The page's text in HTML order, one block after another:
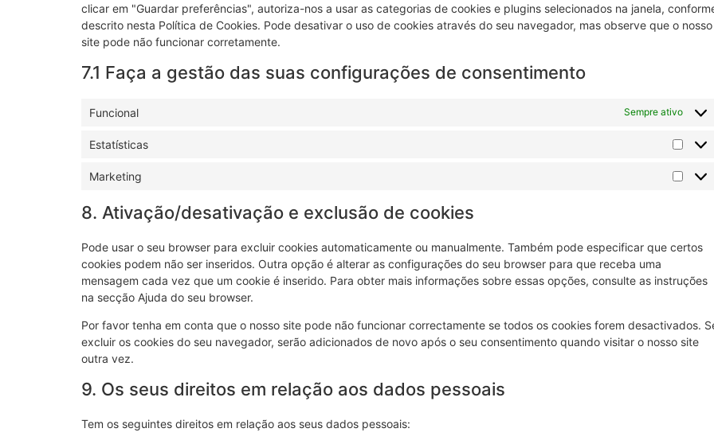
clicar em "Guardar preferências", autoriza-nos a usar as categorias de cookies e plugins selecionados na janela,
descrito nesta Política de Cookies. Pode desativar o uso de cookies através do seu navegador, mas observe que o nosso
site pode não funcionar corretamente.
7.1 Faça a gestão das suas configurações de consentimento
Funcional Sempre ativo
Estatísticas
Marketing
8. Ativação/desativação e exclusão de cookies
Pode usar o seu browser para excluir cookies automaticamente ou manualmente. Também pode especificar que certos
cookies podem não ser inseridos. Outra opção é alterar as configurações do seu browser para que receba uma
mensagem cada vez que um cookie é inserido. Para obter mais informações sobre essas opções, consulte as instruções
na secção Ajuda do seu browser.
Por favor tenha em conta que o nosso site pode não funcionar correctamente se todos os cookies forem desactivados.
excluir os cookies do seu navegador, serão adicionados de novo após o seu consentimento quando visitar o nosso site
outra vez.
9. Os seus direitos em relação aos dados pessoais
Tem os seguintes direitos em relação aos seus dados pessoais: